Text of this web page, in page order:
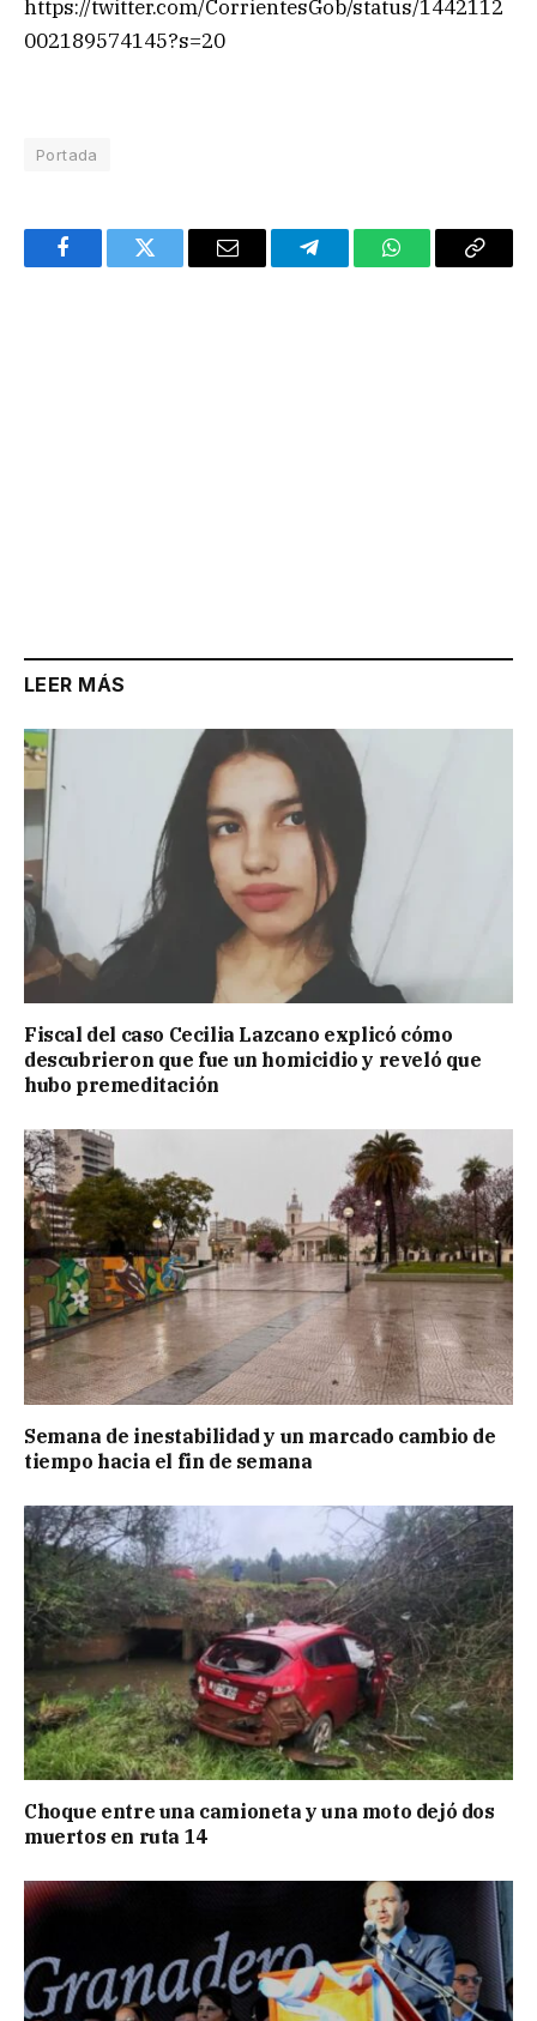
https://twitter.com/CorrientesGob/status/1442112
002189574145?s=20
Portada
FacebookTwitter Email TelegramWhatsAppCopy
LEER MÁS
Fiscal del caso Cecilia Lazcano explicó cómo
descubrieron que fue un homicidio y reveló que
hubo premeditación
Semana de inestabilidad y un marcado cambio de
tiempo hacia el fin de semana
Choque entre una camioneta y una moto dejó dos
muertos en ruta 14